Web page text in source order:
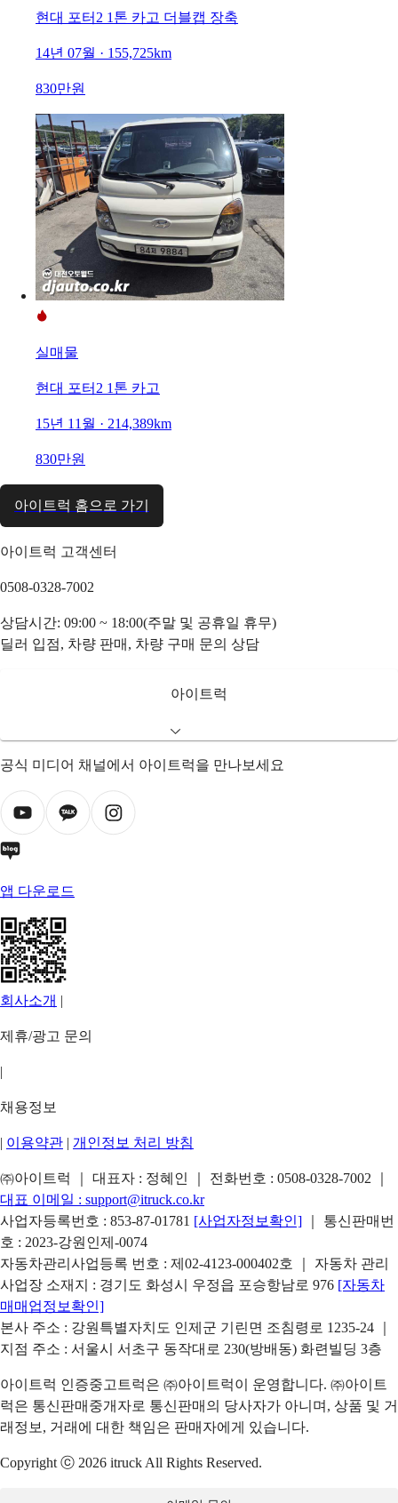
현대 포터2 1톤 카고 더블캡 장축
14년 07월 · 155,725km
830만원
실매물
현대 포터2 1톤 카고
15년 11월 · 214,389km
830만원
아이트럭 홈으로 가기
아이트럭 고객센터
0508-0328-7002
상담시간: 09:00 ~ 18:00(주말 및 공휴일 휴무)
딜러 입점, 차량 판매, 차량 구매 문의 상담
아이트럭
공식 미디어 채널에서 아이트럭을 만나보세요
앱 다운로드
회사소개 |
제휴/광고 문의
|
채용정보
| 이용약관 | 개인정보 처리 방침
㈜아이트럭 ｜ 대표자 : 정혜인 ｜ 전화번호 : 0508-0328-7002
대표 이메일 : support@itruck.co.kr
사업자등록번호 : 853-87-01781 [사업자정보확인]
｜ 통신판매번
호 : 2023-강원인제-0074
자동차관리사업등록 번호 : 제02-4123-000402호 ｜ 자동차 관리
사업장 소재지 : 경기도 화성시 우정읍 포승항남로 976 [자동차
매매업정보확인]
본사 주소 : 강원특별자치도 인제군 기린면 조침령로 1235-24 ｜
지점 주소 : 서울시 서초구 동작대로 230(방배동) 화련빌딩 3층
아이트럭 인증중고트럭은 ㈜아이트럭이 운영합니다. ㈜아이트
럭은 통신판매중개자로 통신판매의 당사자가 아니며, 상품 및 거
래정보, 거래에 대한 책임은 판매자에게 있습니다.
Copyright ⓒ 2026 itruck All Rights Reserved.